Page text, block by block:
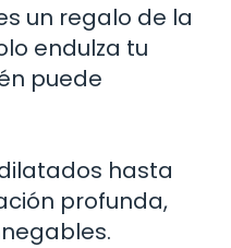
un regalo de la
endulza tu
puede
hasta
profunda,